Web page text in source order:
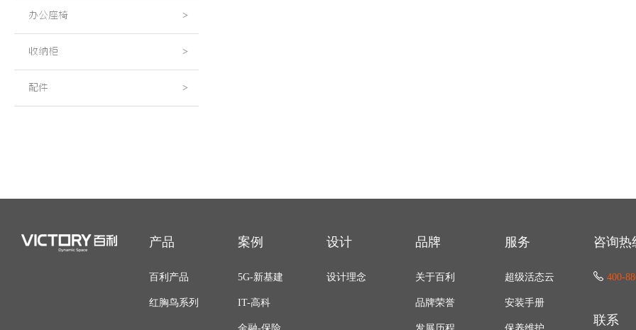
办公座椅 >
收纳柜 >
配件 >
产品
百利产品
红胸鸟系列
案例
5G-新基建
IT-高科
设计
设计理念
品牌
关于百利
品牌荣誉
服务
超级活态云
安装手册
咨询热
400-
联系